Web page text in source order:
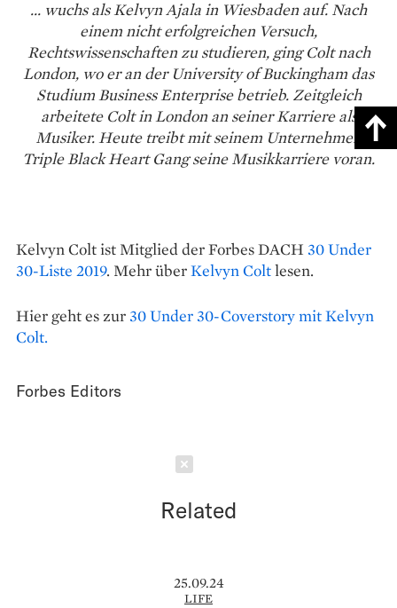
... wuchs als Kelvyn Ajala in Wiesbaden auf. Nach
einem nicht erfolgreichen Versuch,
Rechtswissenschaften zu studieren, ging Colt nach
London, wo er an der University of Buckingham das
Studium Business Enterprise betrieb. Zeitgleich
arbeitete Colt in London an seiner Karriere als
Musiker. Heute treibt mit seinem Unternehmen
Triple Black Heart Gang seine Musikkarriere voran.
Kelvyn Colt ist Mitglied der Forbes DACH 30 Under
30-Liste 2019. Mehr überKelvyn Coltlesen.
Hier geht es zur30 Under 30-Coverstory mit Kelvyn
Colt.
Forbes Editors
Related
25.09.24
LIFE